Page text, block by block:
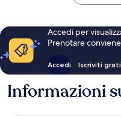
Accedi per
Prenotare
Accedi Iscriviti
Informazioni